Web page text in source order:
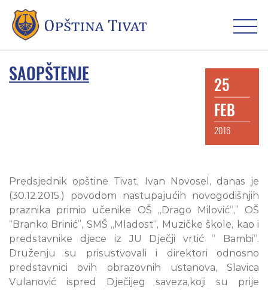
SAOPŠTENJE
25
FEB
2016
Predsjednik opštine Tivat, Ivan Novosel, danas je
(30.12.2015.) povodom nastupajućih novogodišnjih
praznika primio učenike OŠ „Drago Milović“,” OŠ
“Branko Brinić”, SMŠ „Mladost“, Muzičke škole, kao i
predstavnike djece iz JU Dječji vrtić “ Bambi“.
Druženju su prisustvovali i direktori odnosno
predstavnici ovih obrazovnih ustanova, Slavica
Vulanović ispred Dječijeg saveza,koji su prije